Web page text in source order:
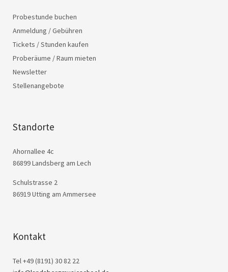
Probestunde buchen
Anmeldung / Gebühren
Tickets / Stunden kaufen
Proberäume / Raum mieten
Newsletter
Stellenangebote
Standorte
Ahornallee 4c
86899 Landsberg am Lech
Schulstrasse 2
86919 Utting am Ammersee
Kontakt
Tel +49 (8191) 30 82 22